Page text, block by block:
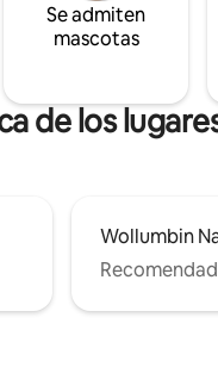
Se admiten
mascotas
de los
Wollumbin